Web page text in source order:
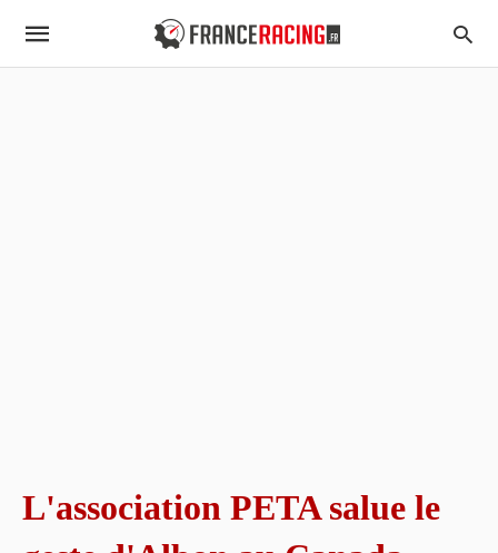
L'association PETA salue le